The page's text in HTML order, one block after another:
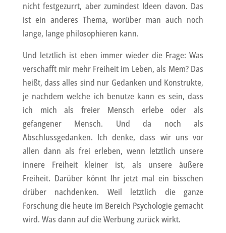
nicht festgezurrt, aber zumindest Ideen davon. Das
ist ein anderes Thema, worüber man auch noch
lange, lange philosophieren kann.
Und letztlich ist eben immer wieder die Frage: Was
verschafft mir mehr Freiheit im Leben, als Mem? Das
heißt, dass alles sind nur Gedanken und Konstrukte,
je nachdem welche ich benutze kann es sein, dass
ich mich als freier Mensch erlebe oder als
gefangener Mensch. Und da noch als
Abschlussgedanken. Ich denke, dass wir uns vor
allen dann als frei erleben, wenn letztlich unsere
innere Freiheit kleiner ist, als unsere äußere
Freiheit. Darüber könnt Ihr jetzt mal ein bisschen
drüber nachdenken. Weil letztlich die ganze
Forschung die heute im Bereich Psychologie gemacht
wird. Was dann auf die Werbung zurück wirkt.